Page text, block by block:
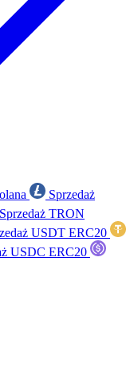
Sprzedaż
Sprzedaż TRON
USDT ERC20
USDC ERC20